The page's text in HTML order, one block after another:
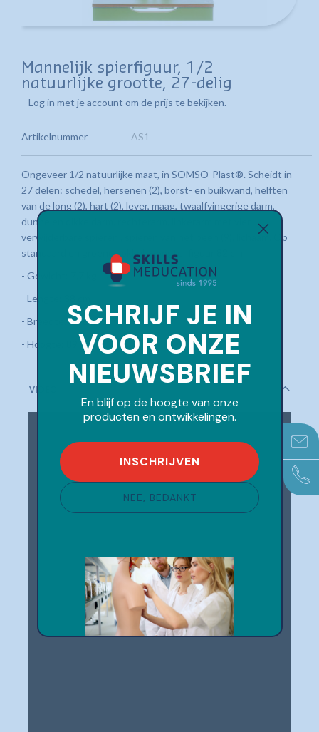
Mannelijk spierfiguur, 1/2
natuurlijke grootte, 27-delig
Log in met je account om de prijs te bekijken.
Artikelnummer AS1
Ongeveer 1/2 natuurlijke maat, in SOMSO-Plast®. Scheidt in
27 delen: schedel, hersenen (2), borst- en buikwand, helften
van de long (2), hart (2), lever, maag, twaalfvingerige darm,
dunne en dikke darm, rechterarm, linkerarm met vier
verwijderbare spieren , spieren van het been (9), lichaam.
Op
standaard en groene sokkel.Hoogte: figuur 82 cm.
- Gewicht: 7,7 kg
- Lengte: 38 cm
- Breedte: 56 cm
- Hoogte: 89 cm
VIDEO